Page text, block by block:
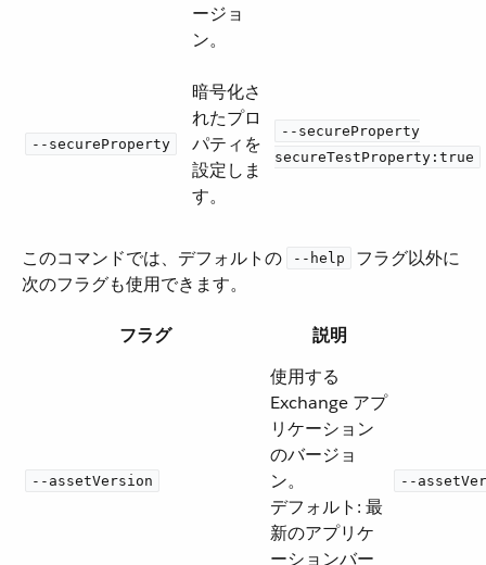
ージョ
ン。
--secureProperty
暗号化さ
れたプロ
パティを
設定しま
す。
--secureProperty
secureTestProperty:true
このコマンドでは、デフォルトの ​ --help
​ フラグ以外に
次のフラグも使用できます。
フラグ 説明
--assetVersion
使用する
Exchange アプ
リケーション
のバージョ
ン。
デフォルト: 最
新のアプリケ
ーションバー
--